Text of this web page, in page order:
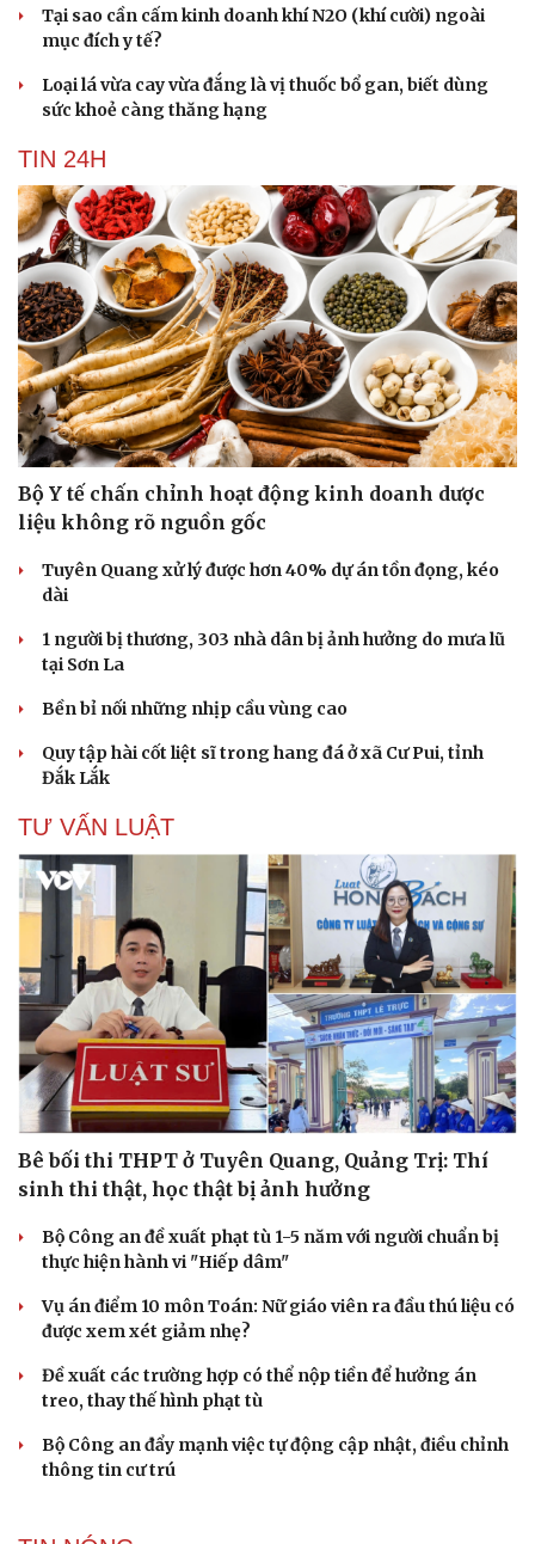
Sân khấu - Điện ảnh
Văn học
Âm nhạc
Di sản
Thời trang
Sao Việt
Tại sao cần cấm kinh doanh khí N2O (khí cười) ngoài
mục đích y tế?
Loại lá vừa cay vừa đắng là vị thuốc bổ gan, biết dùng
sức khoẻ càng thăng hạng
TIN 24H
Bộ Y tế chấn chỉnh hoạt động kinh doanh dược
liệu không rõ nguồn gốc
Tuyên Quang xử lý được hơn 40% dự án tồn đọng, kéo
dài
1 người bị thương, 303 nhà dân bị ảnh hưởng do mưa lũ
tại Sơn La
Bền bỉ nối những nhịp cầu vùng cao
Quy tập hài cốt liệt sĩ trong hang đá ở xã Cư Pui, tỉnh
Đắk Lắk
TƯ VẤN LUẬT
Bê bối thi THPT ở Tuyên Quang, Quảng Trị: Thí
sinh thi thật, học thật bị ảnh hưởng
Bộ Công an đề xuất phạt tù 1-5 năm với người chuẩn bị
thực hiện hành vi "Hiếp dâm"
Vụ án điểm 10 môn Toán: Nữ giáo viên ra đầu thú liệu có
được xem xét giảm nhẹ?
Đề xuất các trường hợp có thể nộp tiền để hưởng án
treo, thay thế hình phạt tù
Bộ Công an đẩy mạnh việc tự động cập nhật, điều chỉnh
thông tin cư trú